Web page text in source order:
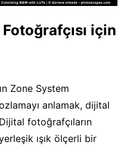
için
Zone System
anlamak, dijital
fotoğrafçıların
ışık ölçerli bir